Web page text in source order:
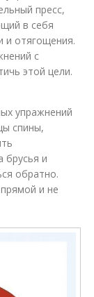
пресс,
в себя
и отягощения.
с
этой цели.
упражнений
спины,
брусья и
обратно.
и не